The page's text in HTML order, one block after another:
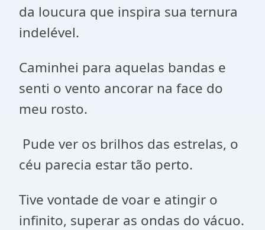
da loucura que inspira sua ternura
indelével.
Caminhei para aquelas bandas e
senti o vento ancorar na face do
meu rosto.
Pude ver os brilhos das estrelas, o
céu parecia estar tão perto.
Tive vontade de voar e atingir o
infinito, superar as ondas do vácuo.